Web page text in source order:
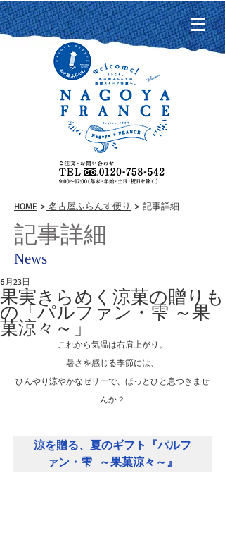
HOME > 名古屋ふらんす便り > 記事詳細
記事詳細
News
果実きらめく涼菓の贈りも
の「パルファン・雫 ～果
菓涼々～」
6月23日
これから気温は右肩上がり。
暑さを感じる季節には、
ひんやり涼やかなゼリーで、ほっとひと息つきませ
んか？
涼を贈る、夏のギフト『パルフ
ァン・雫 ～果菓涼々～』